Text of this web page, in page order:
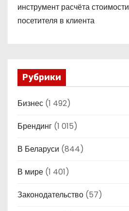
инструмент расчёта
посетителя в клиента
Рубрики
Бизнес (1 492)
Брендинг (1 015)
В Беларуси (844)
В мире (1 401)
Законодательство (57)